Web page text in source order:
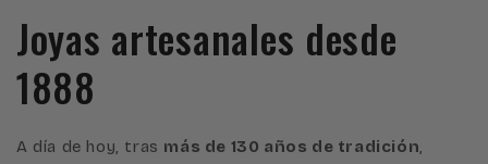
Joyas artesanales desde
1888
A día de hoy, tras más de 130 años de tradición,